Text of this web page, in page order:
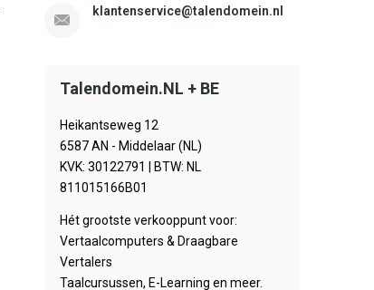
klantenservice@talendomein.nl
Talendomein.NL + BE
Heikantseweg 12
6587 AN - Middelaar (NL)
KVK: 30122791 | BTW: NL
811015166B01
Hét grootste verkooppunt voor:
Vertaalcomputers & Draagbare
Vertalers
Taalcursussen, E-Learning en meer.